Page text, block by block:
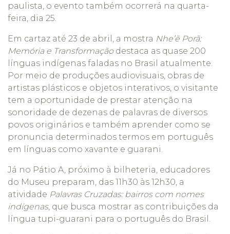
paulista, o evento também ocorrerá na quarta-
feira, dia 25.
Em cartaz até 23 de abril, a mostra Nhe’ẽ Porã:
Memória e Transformação destaca as quase 200
línguas indígenas faladas no Brasil atualmente.
Por meio de produções audiovisuais, obras de
artistas plásticos e objetos interativos, o visitante
tem a oportunidade de prestar atenção na
sonoridade de dezenas de palavras de diversos
povos originários e também aprender como se
pronuncia determinados termos em português
em línguas como xavante e guarani.
Já no Pátio A, próximo à bilheteria, educadores
do Museu preparam, das 11h30 às 12h30, a
atividade Palavras Cruzadas: bairros com nomes
indígenas, que busca mostrar as contribuições da
língua tupi-guarani para o português do Brasil.